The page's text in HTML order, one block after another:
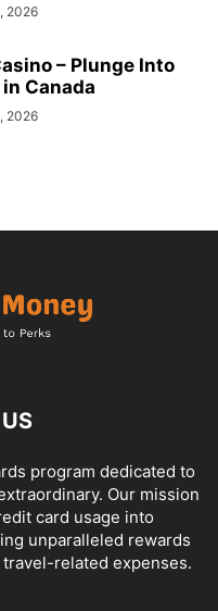
2026
– Plunge Into
Canada
2026
program dedicated to
Our mission
card usage into
unparalleled rewards
related expenses.